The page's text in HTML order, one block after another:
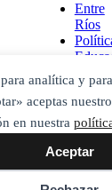
analítica y
aceptas
en nuestra
Aceptar
Entre
Ríos
Salud
El país
Latina
Mundo